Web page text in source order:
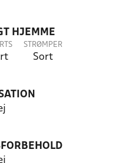
HJEMME
STRØMPER
Sort